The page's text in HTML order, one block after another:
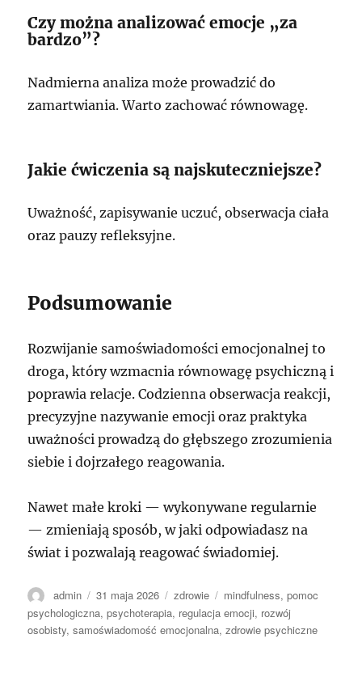
Czy można analizować emocje „za
bardzo”?
Nadmierna analiza może prowadzić do
zamartwiania. Warto zachować równowagę.
Jakie ćwiczenia są najskuteczniejsze?
Uważność, zapisywanie uczuć, obserwacja ciała
oraz pauzy refleksyjne.
Podsumowanie
Rozwijanie samoświadomości emocjonalnej to
droga, który wzmacnia równowagę psychiczną i
poprawia relacje. Codzienna obserwacja reakcji,
precyzyjne nazywanie emocji oraz praktyka
uważności prowadzą do głębszego zrozumienia
siebie i dojrzałego reagowania.
Nawet małe kroki — wykonywane regularnie
— zmieniają sposób, w jaki odpowiadasz na
świat i pozwalają reagować świadomiej.
Autor
admin
Data
publikacji
31 maja 2026 Kategorie
zdrowie Tagi
mindfulness,pomoc
psychologiczna,psychoterapia, regulacja emocji, rozwój
osobisty,samoświadomość emocjonalna,zdrowie psychiczne